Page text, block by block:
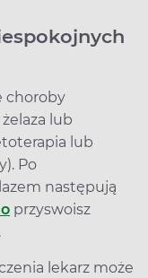
choroby
lub
lub
Po
następują
przyswoisz
lekarz może